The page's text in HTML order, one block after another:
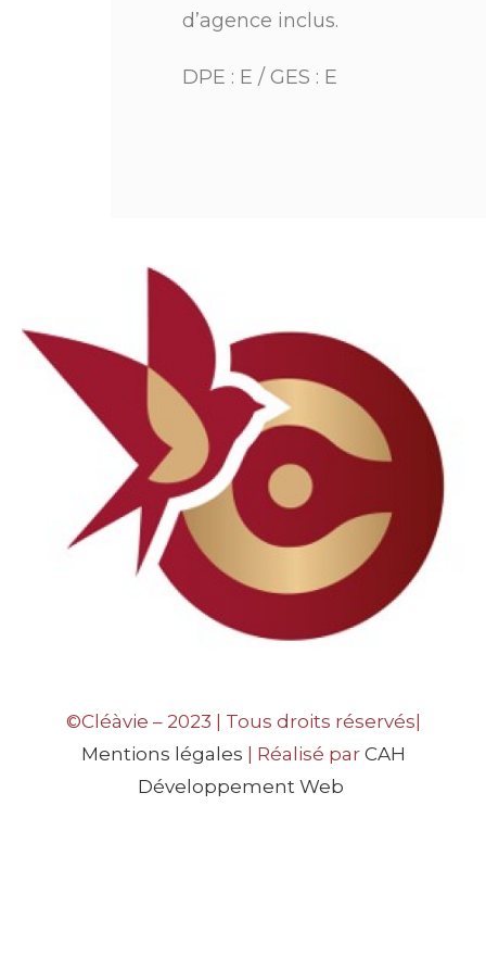
d’agence inclus.
DPE : E / GES : E
©Cléàvie – 2023 | Tous droits réservés|
Mentions légales | Réalisé par CAH
Développement Web